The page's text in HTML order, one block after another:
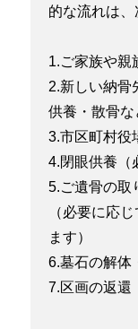
的な流れは、
1.ご家族や親
2.新しい納骨
供養・散骨な
3.市区町村役
4.閉眼供養（
5.ご遺骨の取
（必要に応
ます）
6.墓石の解体
7.区画の返還